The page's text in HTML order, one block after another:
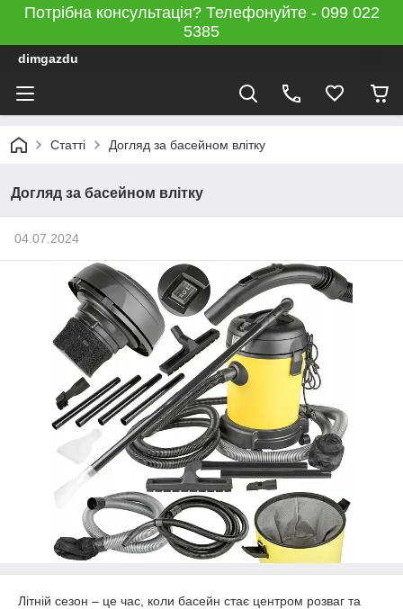
Потрібна консультація? Телефонуйте - 099 022
5385
dimgazdu
Статті Догляд за басейном влітку
Догляд за басейном влітку
04.07.2024
Літній сезон – це час, коли басейн стає центром розваг та